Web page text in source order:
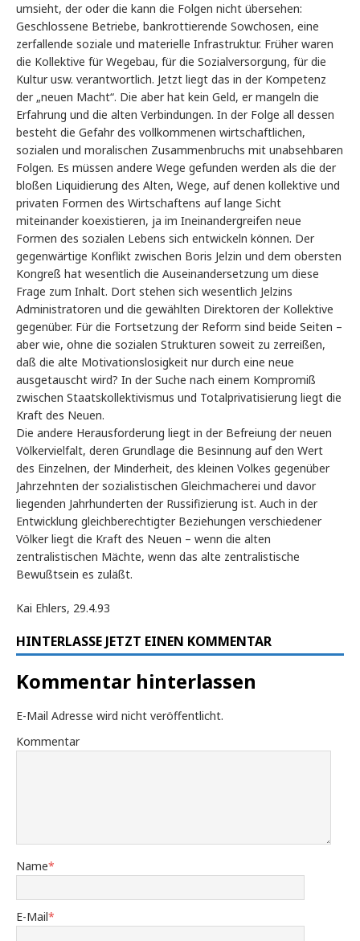
umsieht, der oder die kann die Folgen nicht übersehen:
Geschlossene Betriebe, bankrottierende Sowchosen, eine
zerfallende soziale und materielle Infrastruktur. Früher waren
die Kollektive für Wegebau, für die Sozialversorgung, für die
Kultur usw. verantwortlich. Jetzt liegt das in der Kompetenz
der „neuen Macht“. Die aber hat kein Geld, er mangeln die
Erfahrung und die alten Verbindungen. In der Folge all dessen
besteht die Gefahr des vollkommenen wirtschaftlichen,
sozialen und moralischen Zusammenbruchs mit unabsehbaren
Folgen. Es müssen andere Wege gefunden werden als die der
bloßen Liquidierung des Alten, Wege, auf denen kollektive und
privaten Formen des Wirtschaftens auf lange Sicht
miteinander koexistieren, ja im Ineinandergreifen neue
Formen des sozialen Lebens sich entwickeln können. Der
gegenwärtige Konflikt zwischen Boris Jelzin und dem obersten
Kongreß hat wesentlich die Auseinandersetzung um diese
Frage zum Inhalt. Dort stehen sich wesentlich Jelzins
Administratoren und die gewählten Direktoren der Kollektive
gegenüber. Für die Fortsetzung der Reform sind beide Seiten –
aber wie, ohne die sozialen Strukturen soweit zu zerreißen,
daß die alte Motivationslosigkeit nur durch eine neue
ausgetauscht wird? In der Suche nach einem Kompromiß
zwischen Staatskollektivismus und Totalprivatisierung liegt die
Kraft des Neuen.
Die andere Herausforderung liegt in der Befreiung der neuen
Völkervielfalt, deren Grundlage die Besinnung auf den Wert
des Einzelnen, der Minderheit, des kleinen Volkes gegenüber
Jahrzehnten der sozialistischen Gleichmacherei und davor
liegenden Jahrhunderten der Russifizierung ist. Auch in der
Entwicklung gleichberechtigter Beziehungen verschiedener
Völker liegt die Kraft des Neuen – wenn die alten
zentralistischen Mächte, wenn das alte zentralistische
Bewußtsein es zuläßt.
Kai Ehlers, 29.4.93
HINTERLASSE JETZT EINEN KOMMENTAR
Kommentar hinterlassen
E-Mail Adresse wird nicht veröffentlicht.
Kommentar
Name*
E-Mail*